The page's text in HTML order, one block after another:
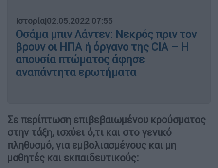
Ιστορία|02.05.2022 07:55
Οσάμα μπιν Λάντεν: Νεκρός πριν τον
βρουν οι ΗΠΑ ή όργανο της CIA – Η
απουσία πτώματος άφησε
αναπάντητα ερωτήματα
Σε περίπτωση επιβεβαιωμένου κρούσματος
στην τάξη, ισχύει ό,τι και στο γενικό
πληθυσμό, για εμβολιασμένους και μη
μαθητές και εκπαιδευτικούς: